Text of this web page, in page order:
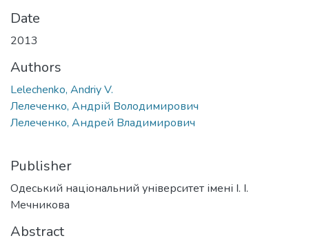
Date
2013
Authors
Lelechenko, Andriy V.
Лелеченко, Андрій Володимирович
Лелеченко, Андрей Владимирович
Publisher
Одеський національний університет імені І. І.
Мечникова
Abstract